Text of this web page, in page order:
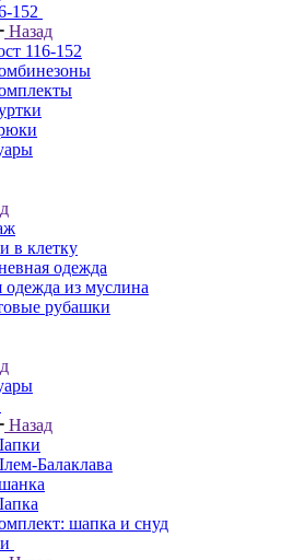
152
Назад
116-152
в клетку
одежда
одежда из муслина
рубашки
Назад
Балаклава
шапка и снуд